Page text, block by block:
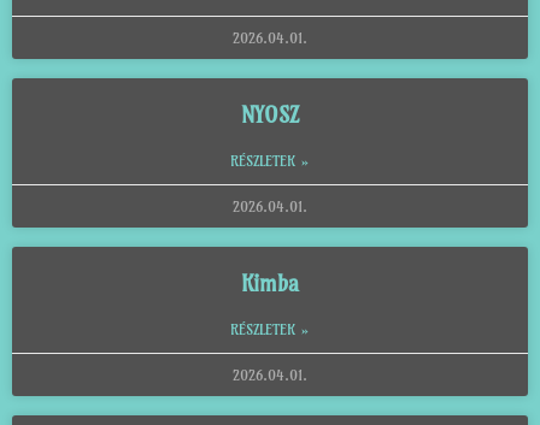
2026.04.01.
NYOSZ
RÉSZLETEK »
2026.04.01.
Kimba
RÉSZLETEK »
2026.04.01.